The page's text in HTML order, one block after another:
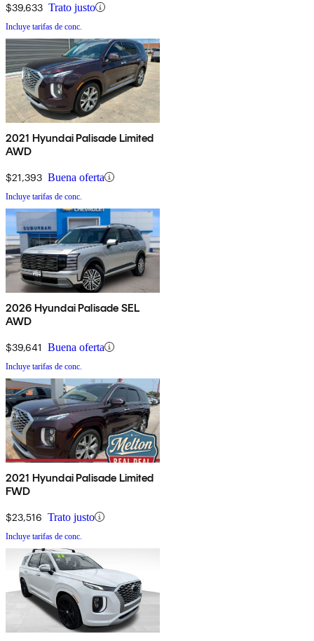
$39,633 Trato justo
Incluye tarifas de conc.
2021 Hyundai Palisade Limited
AWD
$21,393 Buena oferta
Incluye tarifas de conc.
2026 Hyundai Palisade SEL
AWD
$39,641 Buena oferta
Incluye tarifas de conc.
2021 Hyundai Palisade Limited
FWD
$23,516 Trato justo
Incluye tarifas de conc.